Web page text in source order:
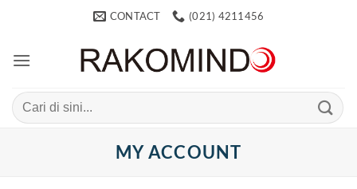
CONTACT (021) 4211456
Search
for:
MY ACCOUNT